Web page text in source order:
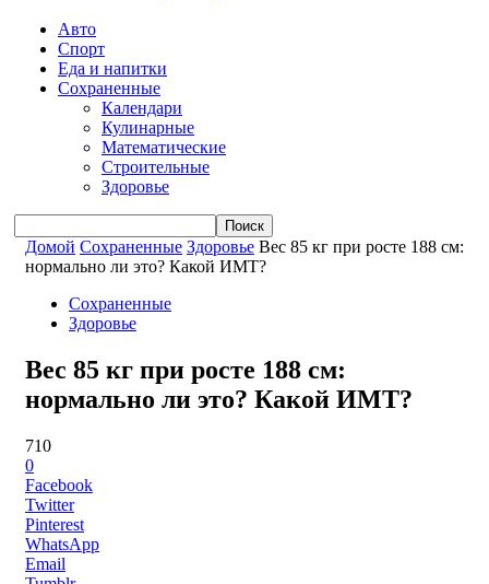
Авто
Спорт
Еда и напитки
Сохраненные
Календари
Кулинарные
Математические
Строительные
Здоровье
Домой Сохраненные Здоровье Вес 85 кг при росте 188 см:
нормально ли это? Какой ИМТ?
Сохраненные
Здоровье
Вес 85 кг при росте 188 см:
нормально ли это? Какой ИМТ?
710
0
Facebook
Twitter
Pinterest
WhatsApp
Email